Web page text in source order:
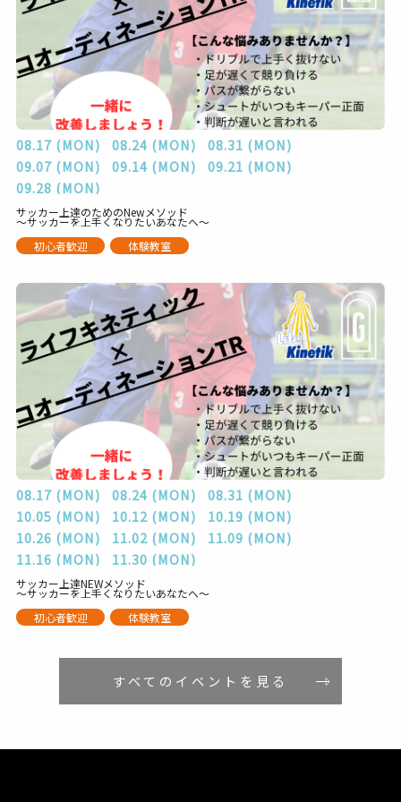
08.17 (MON) 08.24 (MON)
08.31 (MON)
09.07 (MON)
09.14 (MON)
09.21 (MON)
09.28 (MON)
サッカー上達のためのNewメソッド
～サッカーを上手くなりたいあなたへ～
初心者歓迎
体験教室
08.17 (MON) 08.24 (MON)
08.31 (MON)
10.05 (MON)
10.12 (MON)
10.19 (MON)
10.26 (MON)
11.02 (MON)
11.09 (MON)
11.16 (MON)
11.30 (MON)
サッカー上達NEWメソッド
～サッカーを上手くなりたいあなたへ～
初心者歓迎
体験教室
すべてのイベントを見る